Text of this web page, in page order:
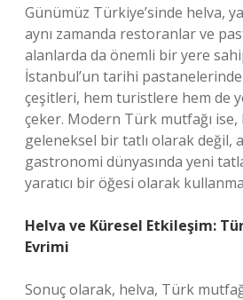
Günümüz Türkiye’sinde helva,
aynı zamanda restoranlar ve
alanlarda da önemli bir yere
İstanbul’un tarihi
çeşitleri, hem turistlere hem de
çeker. Modern Türk mutfağı ise,
geleneksel bir tatlı olarak değil,
gastronomi dünyasında yeni
yaratıcı bir öğesi olarak
Helva ve Küresel Etkileşim:
Evrimi
Sonuç olarak, helva, Türk